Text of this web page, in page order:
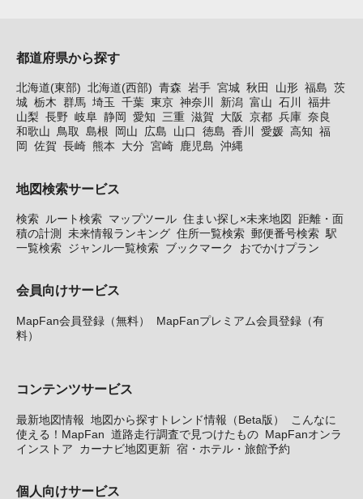
都道府県から探す
北海道(東部) 北海道(西部) 青森 岩手 宮城 秋田 山形 福島 茨
城 栃木 群馬 埼玉 千葉 東京 神奈川 新潟 富山 石川
福井
山梨 長野 岐阜 静岡 愛知 三重 滋賀 大阪 京都 兵庫 奈良
和歌山 鳥取 島根 岡山 広島 山口 徳島 香川 愛媛 高知 福
岡
佐賀 長崎 熊本 大分 宮崎 鹿児島 沖縄
地図検索サービス
検索 ルート検索 マップツール 住まい探し×未来地図
距離・面
積の計測
未来情報ランキング 住所一覧検索 郵便番号検索 駅
一覧検索 ジャンル一覧検索 ブックマーク おでかけプラン
会員向けサービス
MapFan会員登録（無料）
MapFanプレミアム会員登録（有
料）
コンテンツサービス
最新地図情報 地図から探すトレンド情報（Beta版）
こんなに
使える！MapFan 道路走行調査で見つけたもの MapFanオンラ
インストア
カーナビ地図更新 宿・ホテル・旅館予約
個人向けサービス